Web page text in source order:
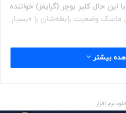
رسید؛ با این حال کلیر بوچر (گرایمز) خواننده
ماسک وضعیت رابطه‌شان را «بسیار
در گفتگو با مجله «ونتی فر» گفته بود که «اگزا
دارک سیداریل ماسک» در دسامبر ۲۰۲۱ با استفاده از رحم اجاره‌ای
دومین فرزند خود با نام مستعار
بیشتر
نرم افزار